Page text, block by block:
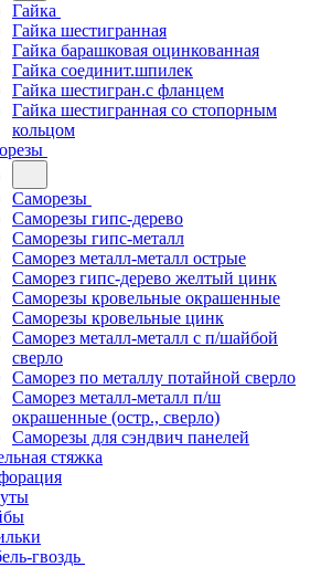
Гайка
Гайка шестигранная
Гайка барашковая оцинкованная
Гайка соединит.шпилек
Гайка шестигран.с фланцем
Гайка шестигранная со стопорным
кольцом
Саморезы
Саморезы гипс-дерево
Саморезы гипс-металл
Саморез металл-металл острые
Саморез гипс-дерево желтый цинк
Саморезы кровельные окрашенные
Саморезы кровельные цинк
Саморез металл-металл с п/шайбой
сверло
Саморез по металлу потайной сверло
Саморез металл-металл п/ш
окрашенные (остр., сверло)
Саморезы для сэндвич панелей
стяжка
гвоздь